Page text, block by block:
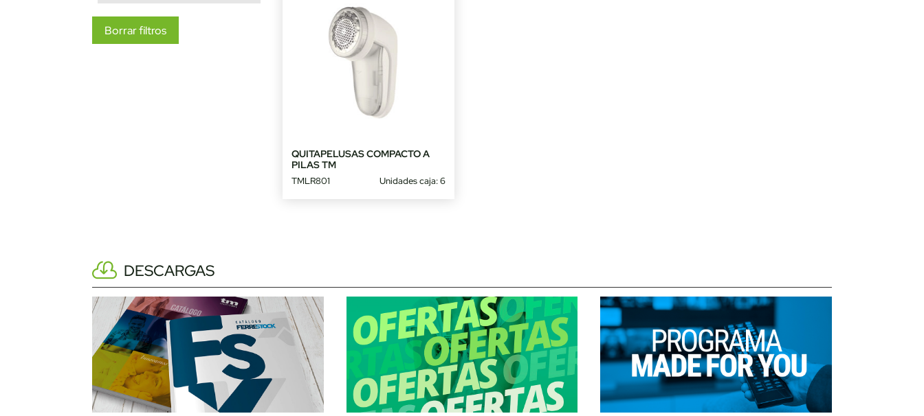
Borrar filtros
QUITAPELUSAS COMPACTO A
PILAS TM
TMLR801 Unidades caja: 6
DESCARGAS